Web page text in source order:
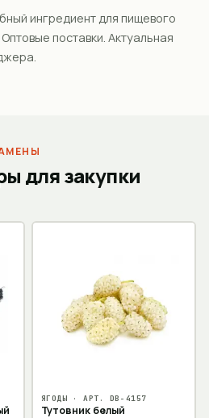
ингредиент для пищевого
поставки. Актуальная
для закупки
ЯГОДЫ · АРТ. DB-4157
Тутовник белый